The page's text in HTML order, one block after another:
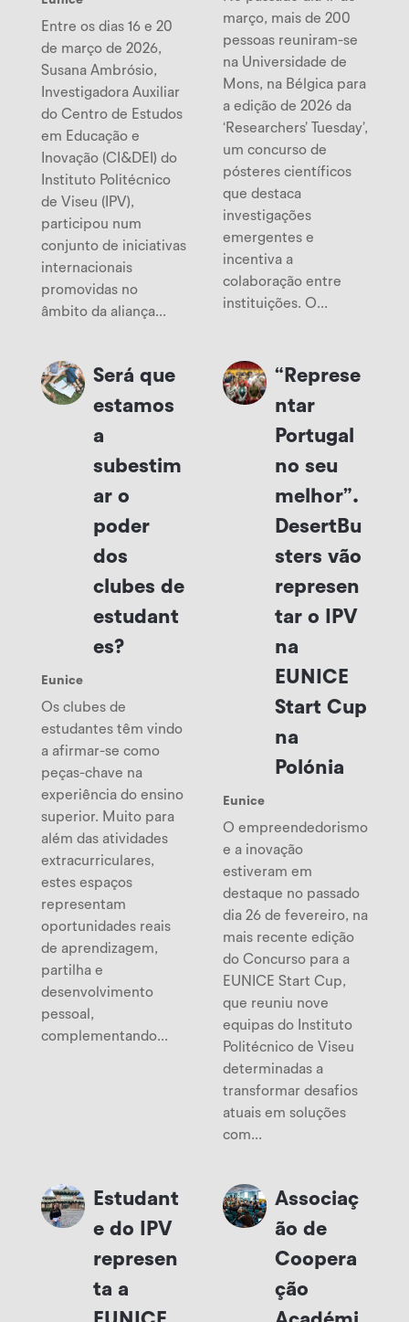
Entre os dias 16 e 20
de março de 2026,
Susana Ambrósio,
Investigadora Auxiliar
do Centro de Estudos
em Educação e
Inovação (CI&DEI) do
Instituto Politécnico
de Viseu (IPV),
participou num
conjunto de iniciativas
internacionais
promovidas no
âmbito da aliança...
março, mais de 200
pessoas reuniram-se
na Universidade de
Mons, na Bélgica para
a edição de 2026 da
‘Researchers’ Tuesday’,
um concurso de
pósteres científicos
que destaca
investigações
emergentes e
incentiva a
colaboração entre
instituições. O...
Será que
estamos
a
subestim
ar o
poder
dos
clubes de
estudant
es?
Eunice
Os clubes de
estudantes têm vindo
a afirmar-se como
peças-chave na
experiência do ensino
superior. Muito para
além das atividades
extracurriculares,
estes espaços
representam
oportunidades reais
de aprendizagem,
partilha e
desenvolvimento
pessoal,
complementando...
“Represe
ntar
Portugal
no seu
melhor”.
DesertBu
sters vão
represen
tar o IPV
na
EUNICE
Start Cup
na
Polónia
Eunice
O empreendedorismo
e a inovação
estiveram em
destaque no passado
dia 26 de fevereiro, na
mais recente edição
do Concurso para a
EUNICE Start Cup,
que reuniu nove
equipas do Instituto
Politécnico de Viseu
determinadas a
transformar desafios
atuais em soluções
com...
Estudant
e do IPV
represen
ta a
Associaç
ão de
Coopera
ção